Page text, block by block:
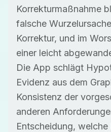
Korrekturmaßnahme
falsche
Korrektur, und im
einer leicht
Die App schlägt
Evidenz aus dem
Konsistenz der
anderen
Entscheidung,